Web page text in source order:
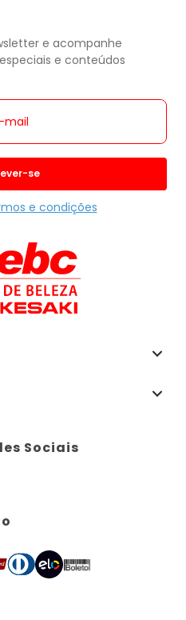
e acompanhe
e conteúdos
se
e condições
Sociais